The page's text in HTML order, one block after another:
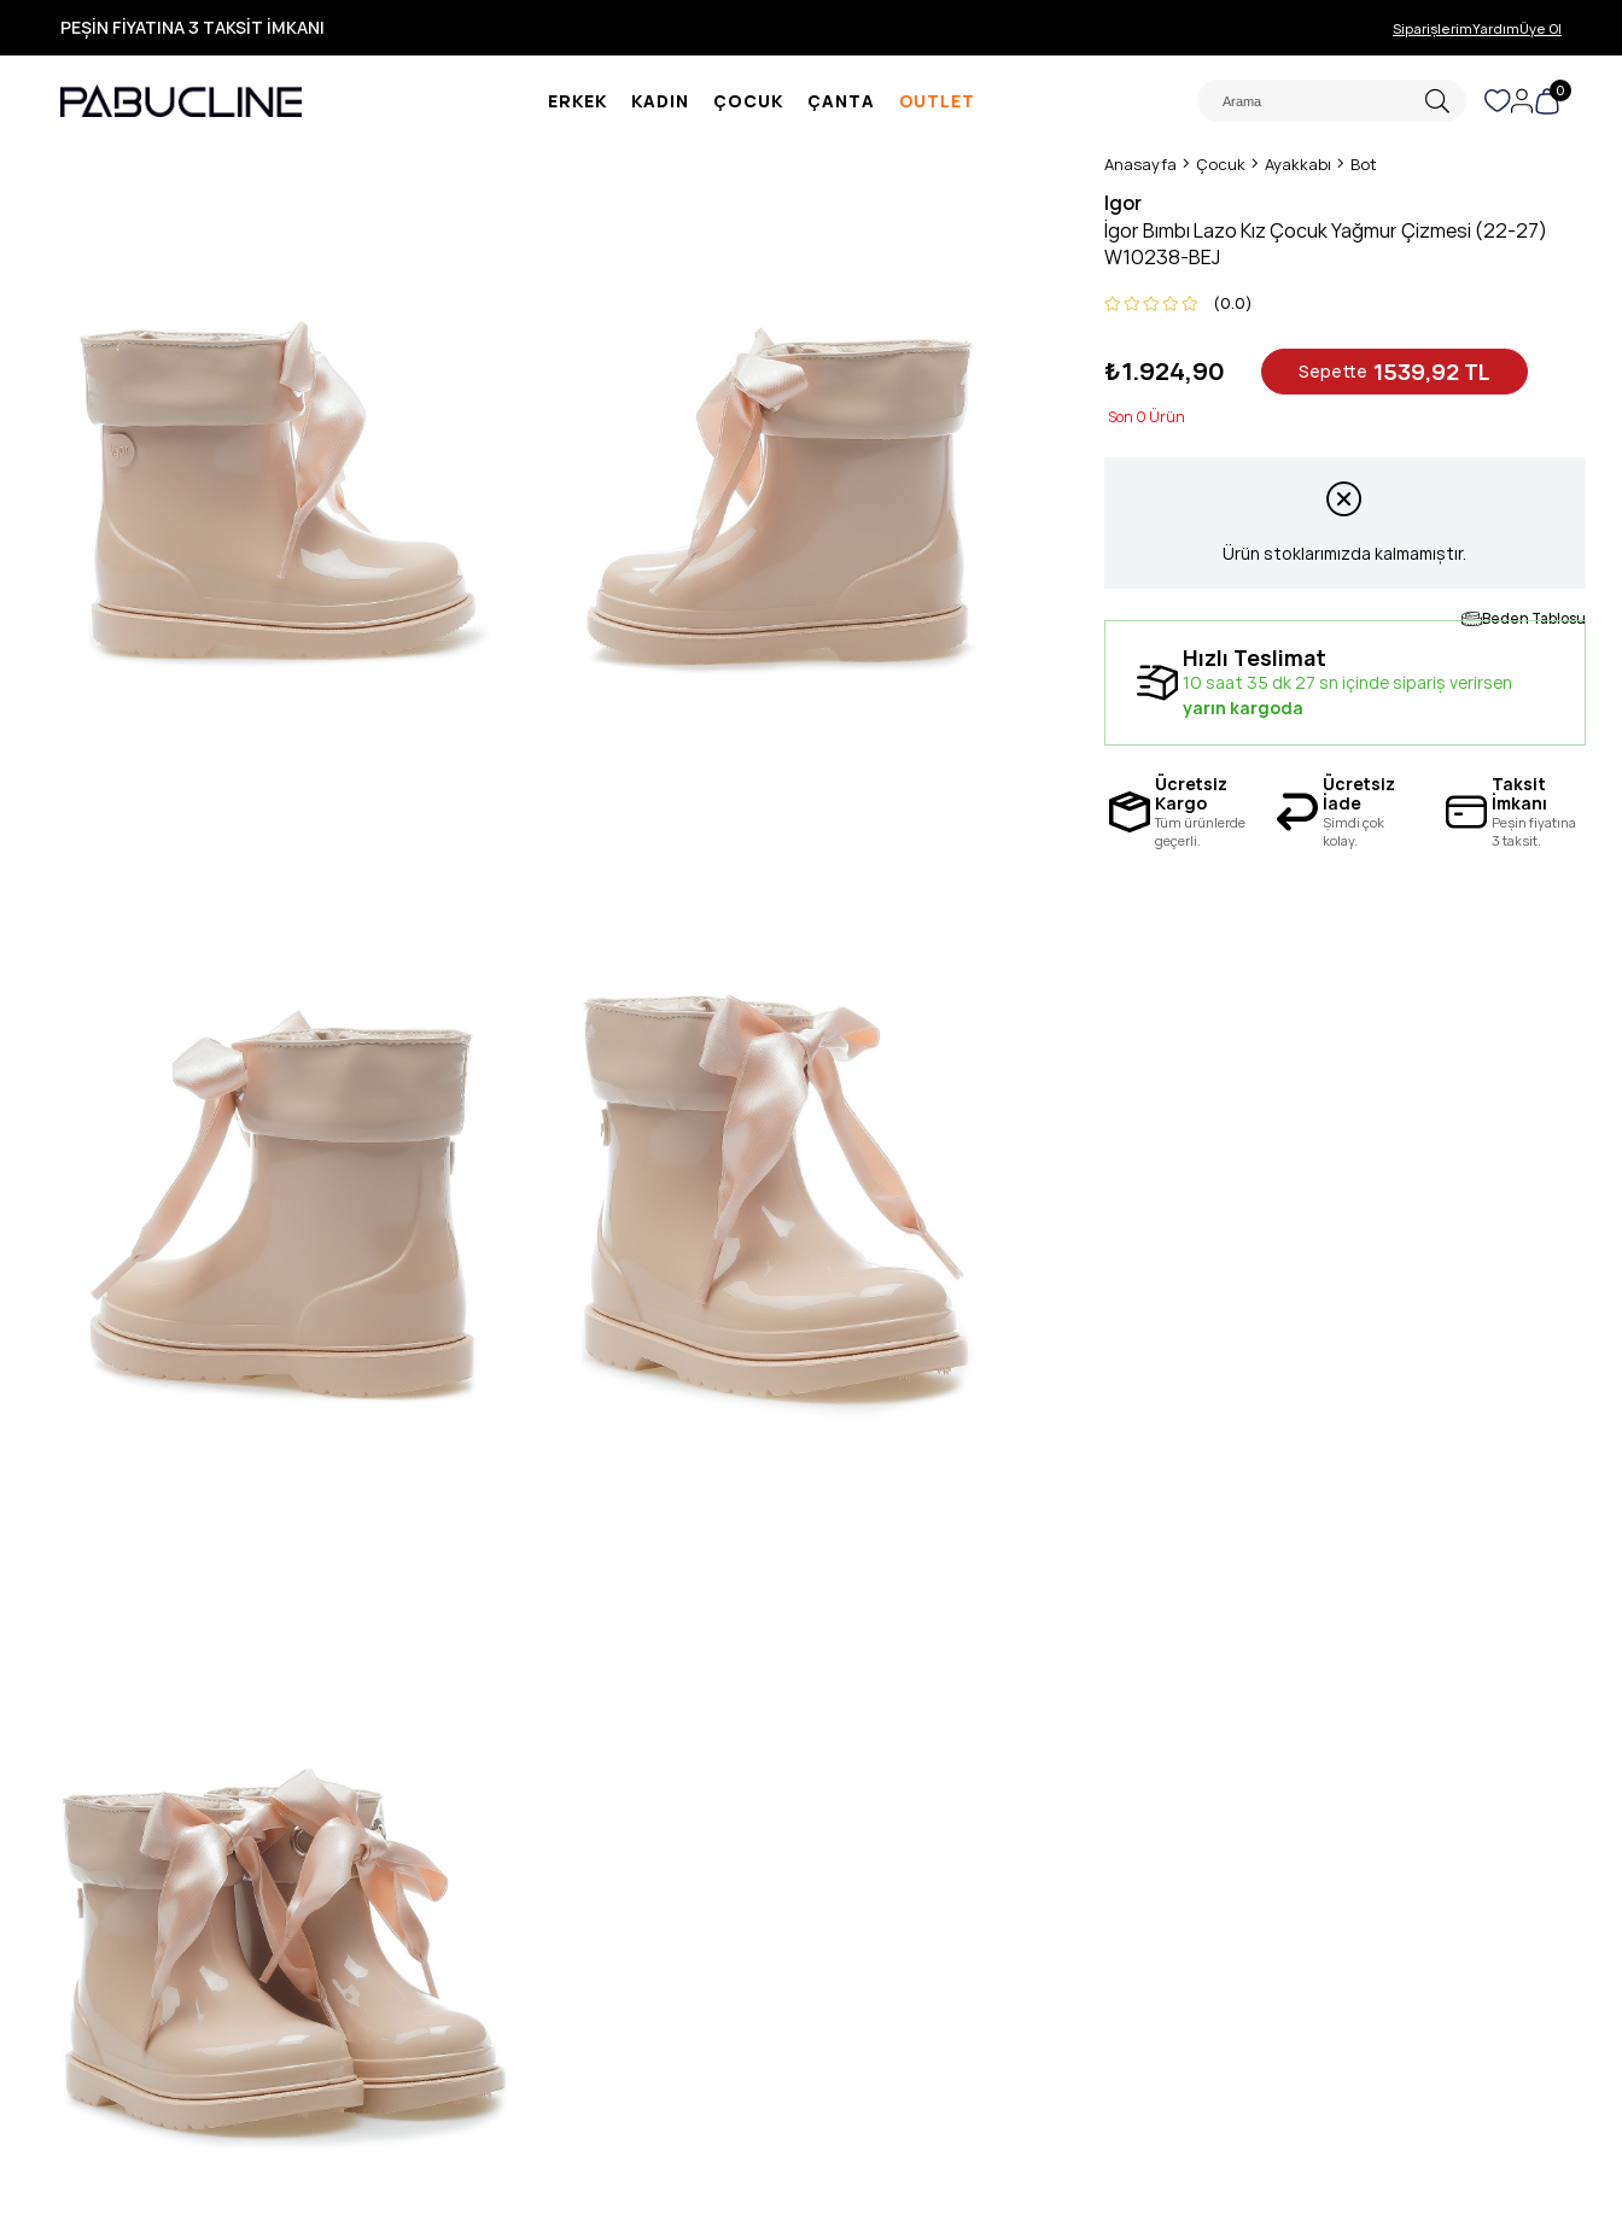
TÜM ÜRÜNLERDE ÜCRETSİZ KARGO
Yeni Sezon Ürünlerde Özel Fırsatlar
Seçili Ürünlerde Hızlı Teslimat
SiparişlerimYardımÜye Ol
ERKEK KADIN ÇOCUK ÇANTA OUTLET 0
Anasayfa Çocuk Ayakkabı Bot
Igor
İgor Bımbı Lazo Kız Çocuk Yağmur Çizmesi (22-27)
W10238-BEJ
0.0
₺1.924,90 Sepette 1539,92 TL
0
Ürün stoklarımızda kalmamıştır.
Beden Tablosu
Hızlı Teslimat
10 saat 35 dk 26 sn içinde sipariş verirsen
yarın kargoda
Ücretsiz
Kargo
Tüm ürünlerde
geçerli.
Ücretsiz
İade
Şimdi çok
kolay.
Taksit
İmkanı
Peşin fiyatına
3 taksit.